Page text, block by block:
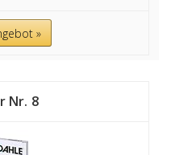
»
8